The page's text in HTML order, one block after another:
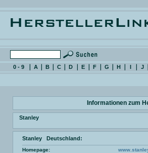
0 - 9 A B C D E F G H I J
Informationen zum
Stanley
Stanley Deutschland:
Homepage: